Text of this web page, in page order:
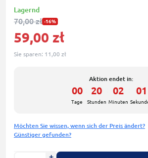
Lagernd
70,00 zł -16%
59,00 zł
Sie sparen: 11,00 zł
Aktion endet in:
00
Tage
20
Stunden
02
Minuten
00
Möchten Sie wissen, wenn sich der Preis ändert?
Günstiger gefunden?